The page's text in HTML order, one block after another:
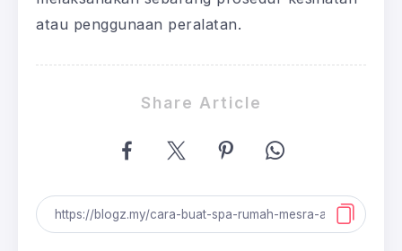
atau penggunaan peralatan.
Share Article